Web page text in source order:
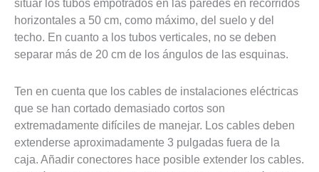
situar los tubos empotrados en las paredes en recorridos
horizontales a 50 cm, como máximo, del suelo y del
techo. En cuanto a los tubos verticales, no se deben
separar más de 20 cm de los ángulos de las esquinas.
Ten en cuenta que los cables de instalaciones eléctricas
que se han cortado demasiado cortos son
extremadamente difíciles de manejar. Los cables deben
extenderse aproximadamente 3 pulgadas fuera de la
caja. Añadir conectores hace posible extender los cables.